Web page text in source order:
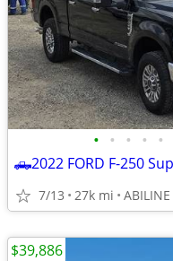
• • • • •
7/13 27k mi ABILINE
$39,886